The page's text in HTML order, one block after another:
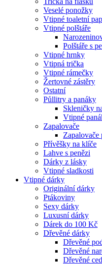
Veselé ponožky
Vtipné toaletní
Vtipné polštáře
Polštáře s
Vtipné hrnky
Vtipná trička
Vtipné rámečky
Žertovné zástěry
Ostatní
Půllitry a panáky
Skleničky
Vtipné
Zapalovače
Zapalovače
Přívěšky na klíče
Lahve s penězi
Dárky z lásky
Vtipné sladkosti
Vtipné dárky
Originální dárky
Ptákoviny
Sexy dárky
Luxusní dárky
Dárek do 100 Kč
Dřevěné dárky
Dřevěné
Dřevěné
Dřevěné